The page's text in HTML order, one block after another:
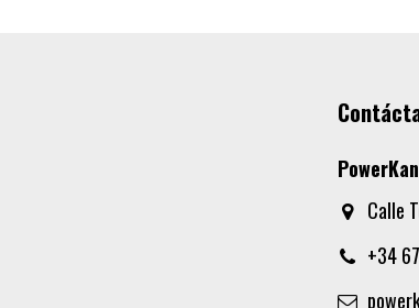
PowerKan
Calle
+34